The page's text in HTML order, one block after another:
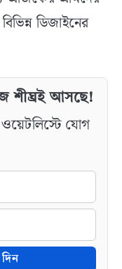
ডিজাইনের
শীঘ্রই আসছে!
যোগ